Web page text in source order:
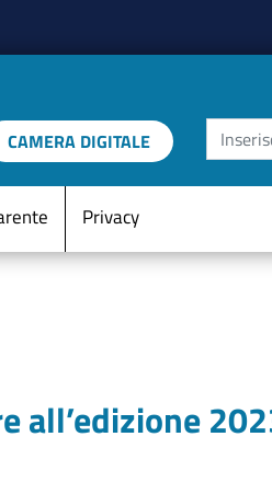
CAMERA DIGITALE
Privacy
all’edizione